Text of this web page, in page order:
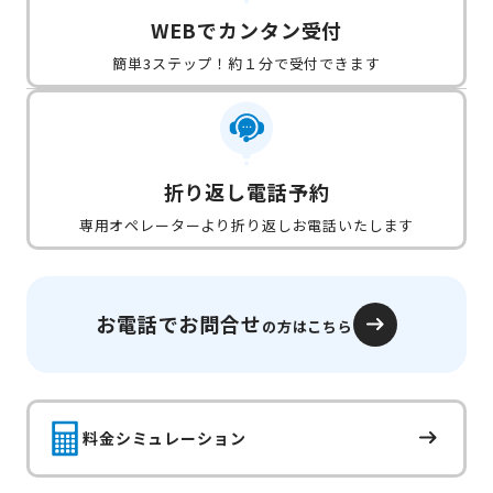
WEBでカンタン受付
簡単3ステップ！約１分で受付できます
折り返し電話予約
専用オペレーターより折り返しお電話いたします
お電話でお問合せの方はこちら
料金シミュレーション